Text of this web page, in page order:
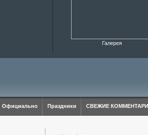
Галерея
Официально Праздники СВЕЖИЕ